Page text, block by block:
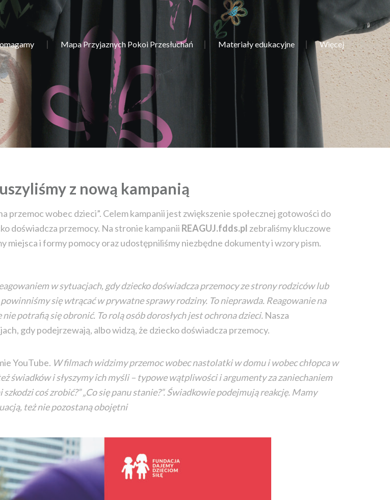
Mapa Przyjaznych Pokoi Przesłuchań Materiały edukacyjne Więcej
z nową kampanią
przemoc wobec dzieci”. Celem kampanii jest zwiększenie społecznej gotowości do
doświadcza przemocy. Na stronie kampanii REAGUJ.fdds.pl zebraliśmy kluczowe
i formy pomocy oraz udostępniliśmy niezbędne dokumenty i wzory pism.
w sytuacjach, gdy dziecko doświadcza przemocy ze strony rodziców lub
się wtrącać w prywatne sprawy rodziny. To nieprawda. Reagowanie na
potrafią się obronić. To rolą osób dorosłych jest ochrona dzieci. Nasza
gdy podejrzewają, albo widzą, że dziecko doświadcza przemocy.
YouTube. W filmach widzimy przemoc wobec nastolatki w domu i wobec chłopca w
świadków i słyszymy ich myśli – typowe wątpliwości i argumenty za zaniechaniem
coś zrobić?” „Co się panu stanie?”. Świadkowie podejmują reakcję. Mamy
też nie pozostaną obojętni